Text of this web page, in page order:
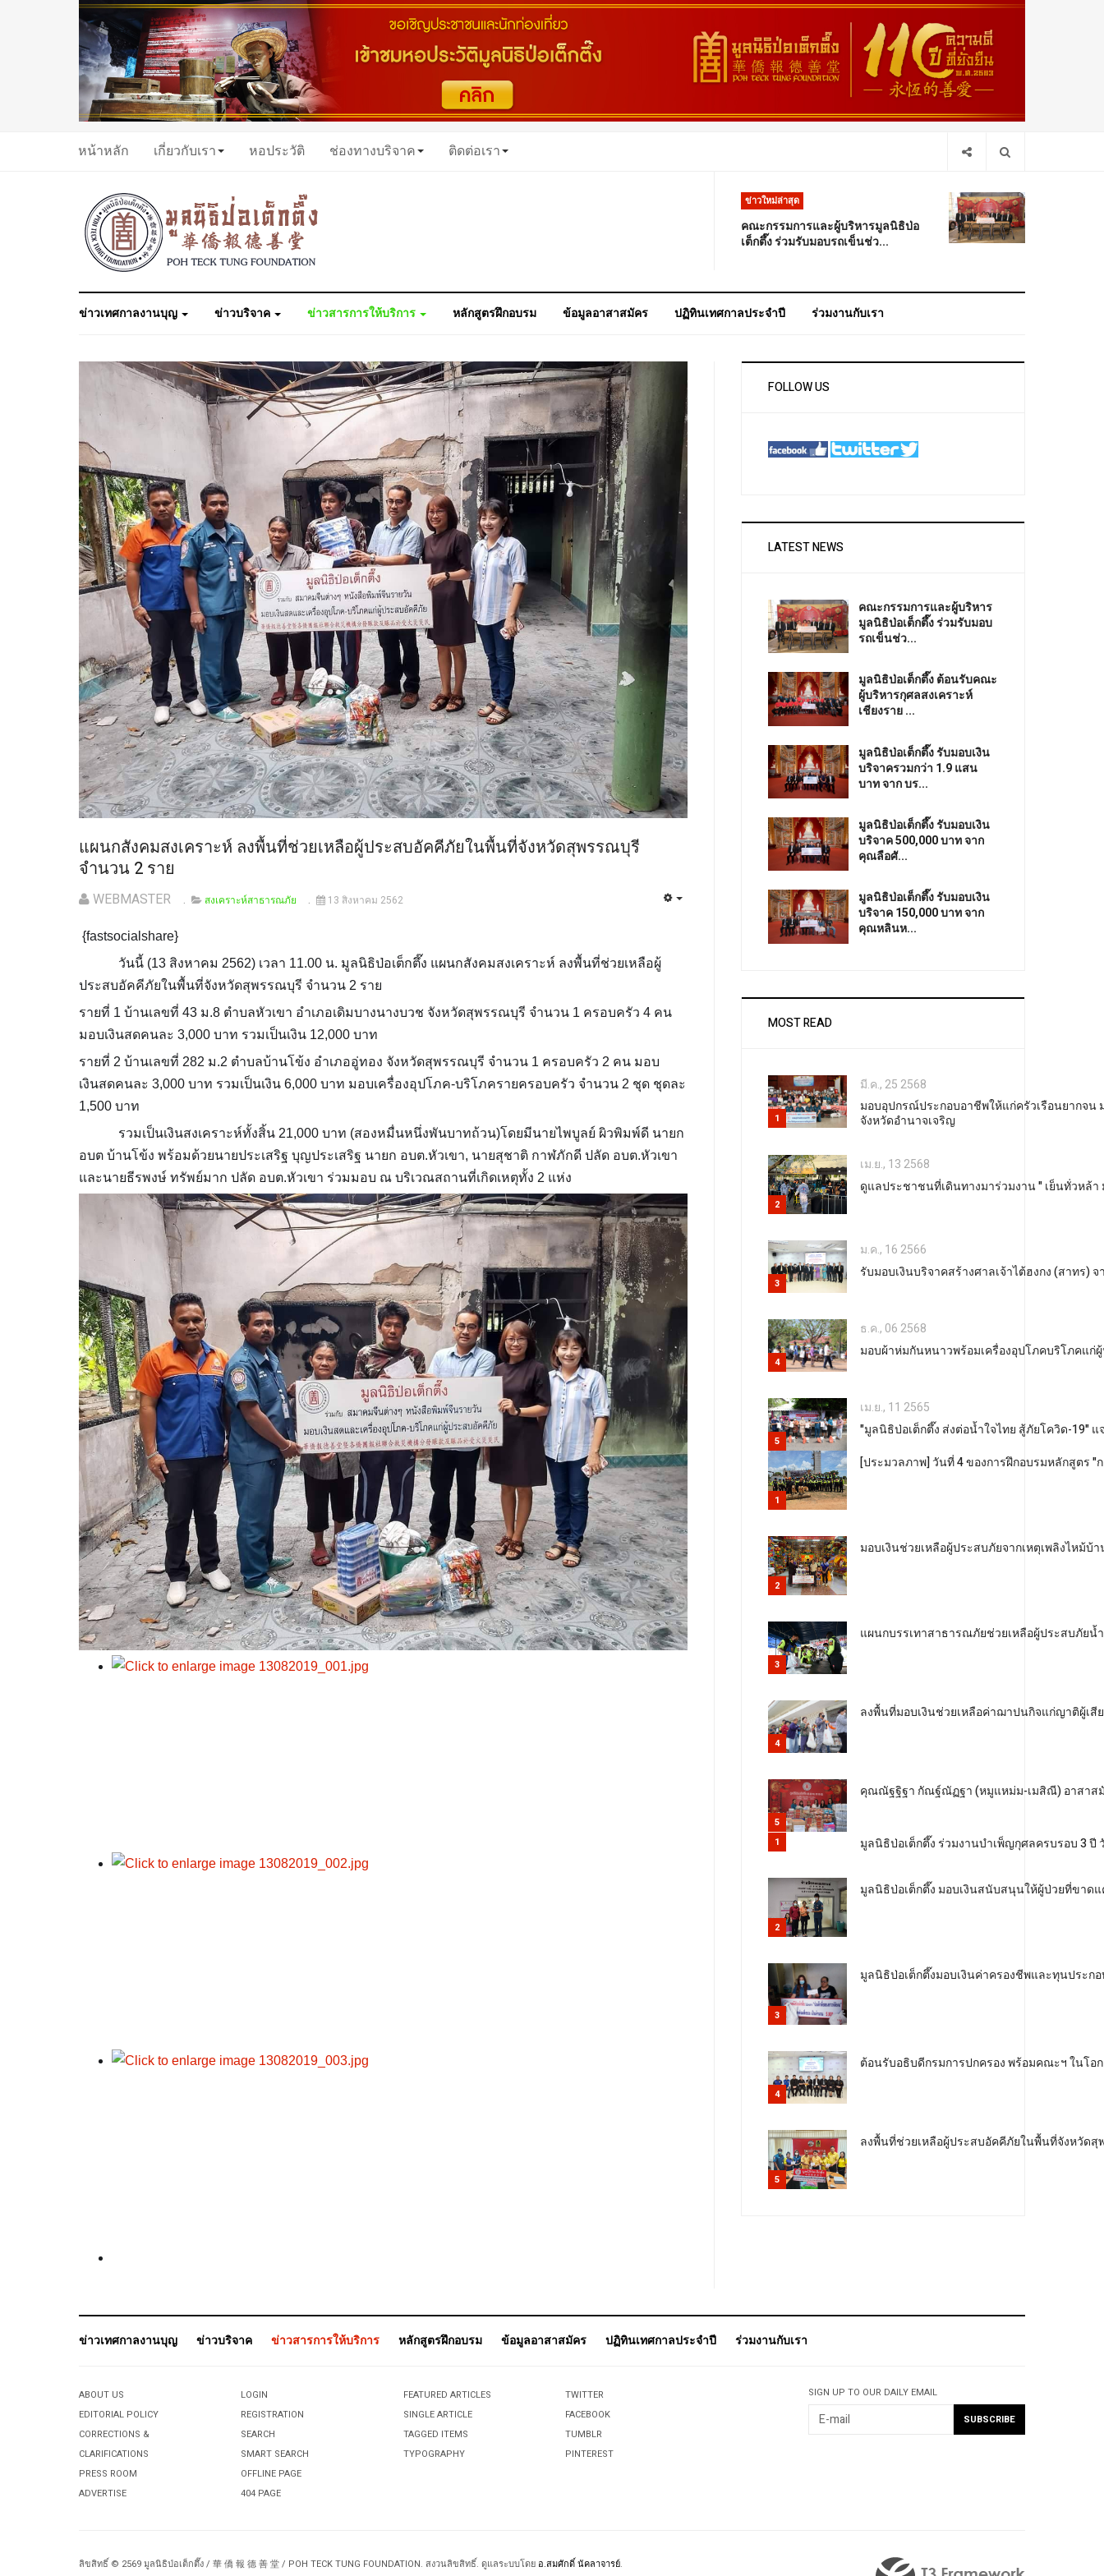
หน้าหลัก เกี่ยวกับเรา หอประวัติ ช่องทางบริจาค ติดต่อเรา
ข่าวใหม่ล่าสุด
คณะกรรมการและผู้บริหารมูลนิธิป่อ
เต็กตึ๊ง ร่วมรับมอบรถเข็นช่ว...
ข่าวเทศกาลงานบุญ ข่าวบริจาค ข่าวสารการให้บริการ หลักสูตรฝึกอบรม ข้อมูลอาสาสมัคร ปฏิทินเทศกาลประจำปี ร่วมงานกับเรา
แผนกสังคมสงเคราะห์ ลงพื้นที่ช่วยเหลือผู้ประสบอัคคีภัยในพื้นที่จังหวัดสุพรรณบุรี
จำนวน 2 ราย
WEBMASTER สงเคราะห์สาธารณภัย 13 สิงหาคม 2562
{fastsocialshare}
วันนี้ (13 สิงหาคม 2562) เวลา 11.00 น. มูลนิธิป่อเต็กตึ๊ง แผนกสังคมสงเคราะห์ ลงพื้นที่ช่วยเหลือผู้
ประสบอัคคีภัยในพื้นที่จังหวัดสุพรรณบุรี จำนวน 2 ราย
รายที่ 1 บ้านเลขที่ 43 ม.8 ตำบลหัวเขา อำเภอเดิมบางนางบวช จังหวัดสุพรรณบุรี จำนวน 1 ครอบครัว 4 คน
มอบเงินสดคนละ 3,000 บาท รวมเป็นเงิน 12,000 บาท
รายที่ 2 บ้านเลขที่ 282 ม.2 ตำบลบ้านโข้ง อำเภออู่ทอง จังหวัดสุพรรณบุรี จำนวน 1 ครอบครัว 2 คน มอบ
เงินสดคนละ 3,000 บาท รวมเป็นเงิน 6,000 บาท มอบเครื่องอุปโภค-บริโภครายครอบครัว จำนวน 2 ชุด ชุดละ
1,500 บาท
รวมเป็นเงินสงเคราะห์ทั้งสิ้น 21,000 บาท (สองหมื่นหนึ่งพันบาทถ้วน)โดยมีนายไพบูลย์ ผิวพิมพ์ดี นายก
อบต บ้านโข้ง พร้อมด้วยนายประเสริฐ บุญประเสริฐ นายก อบต.หัวเขา, นายสุชาติ กาฬภักดี ปลัด อบต.หัวเขา
และนายธีรพงษ์ ทรัพย์มาก ปลัด อบต.หัวเขา ร่วมมอบ ณ บริเวณสถานที่เกิดเหตุทั้ง 2 แห่ง
FOLLOW US
LATEST NEWS
คณะกรรมการและผู้บริหาร
มูลนิธิป่อเต็กตึ๊ง ร่วมรับมอบ
รถเข็นช่ว...
มูลนิธิป่อเต็กตึ๊ง ต้อนรับคณะ
ผู้บริหารกุศลสงเคราะห์
เชียงราย ...
มูลนิธิป่อเต็กตึ๊ง รับมอบเงิน
บริจาครวมกว่า 1.9 แสน
บาท จาก บร...
มูลนิธิป่อเต็กตึ๊ง รับมอบเงิน
บริจาค 500,000 บาท จาก
คุณลือศั...
มูลนิธิป่อเต็กตึ๊ง รับมอบเงิน
บริจาค 150,000 บาท จาก
คุณหลินห...
MOST READ
1
มี.ค., 25 2568
มอบอุปกรณ์ประกอบอาชีพให้แก่ครัวเรือนยากจ
จังหวัดอำนาจเจริญ
2
เม.ย., 13 2568
ดูแลประชาชนที่เดินทางมาร่วมงาน " เย็นทั่วหล้า
3
ม.ค., 16 2566
รับมอบเงินบริจาคสร้างศาลเจ้าไต้ฮงกง (สาทร
4
ธ.ค., 06 2568
มอบผ้าห่มกันหนาวพร้อมเครื่องอุปโภคบริโภคแก่
5
เม.ย., 11 2565
"มูลนิธิป่อเต็กตึ๊ง ส่งต่อน้ำใจไทย สู้ภัยโควิด-19"
1
[ประมวลภาพ] วันที่ 4 ของการฝึกอบรมหลักสูตร "
2
มอบเงินช่วยเหลือผู้ประสบภัยจากเหตุเพลิงไหม้
3
แผนกบรรเทาสาธารณภัยช่วยเหลือผู้ประสบภัยน้
4
ลงพื้นที่มอบเงินช่วยเหลือค่าฌาปนกิจแก่ญาติผู้เสี
5
คุณณัฐฐิฐา กัณฐ์ณัฏฐา (หมูแหม่ม-เมสิณี) อาสาสมั
1 มูลนิธิป่อเต็กตึ๊ง ร่วมงานบำเพ็ญกุศลครบรอบ 3
2
มูลนิธิป่อเต็กตึ๊ง มอบเงินสนับสนุนให้ผู้ป่วยที่ขาด
3
มูลนิธิป่อเต็กตึ๊งมอบเงินค่าครองชีพและทุนประก
4
ต้อนรับอธิบดีกรมการปกครอง พร้อมคณะฯ ในโอก
5
ลงพื้นที่ช่วยเหลือผู้ประสบอัคคีภัยในพื้นที่จังหวัด
ข่าวเทศกาลงานบุญ ข่าวบริจาค ข่าวสารการให้บริการ หลักสูตรฝึกอบรม ข้อมูลอาสาสมัคร ปฏิทินเทศกาลประจำปี ร่วมงานกับเรา
ABOUT US
EDITORIAL POLICY
CORRECTIONS &
CLARIFICATIONS
PRESS ROOM
ADVERTISE
LOGIN
REGISTRATION
SEARCH
SMART SEARCH
OFFLINE PAGE
404 PAGE
FEATURED ARTICLES
SINGLE ARTICLE
TAGGED ITEMS
TYPOGRAPHY
TWITTER
FACEBOOK
TUMBLR
PINTEREST
SIGN UP TO OUR DAILY EMAIL
ลิขสิทธิ์ © 2569 มูลนิธิป่อเต็กตึ๊ง / 華 僑 報 德 善 堂 / POH TECK TUNG FOUNDATION. สงวนลิขสิทธิ์. ดูแลระบบโดย อ.สมศักดิ์ นัคลาจารย์.